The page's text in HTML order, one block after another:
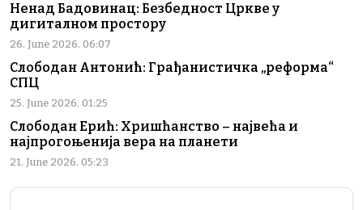
Ненад Бадовинац: Безбедност Цркве у
дигиталном простору
26. June 2026. 06:07
Слободан Антонић: Грађанистичка „реформа“
СПЦ
25. June 2026. 01:25
Слободан Ерић: Хришћанство – највећа и
најпрогоњенија вера на планети
21. June 2026. 05:23